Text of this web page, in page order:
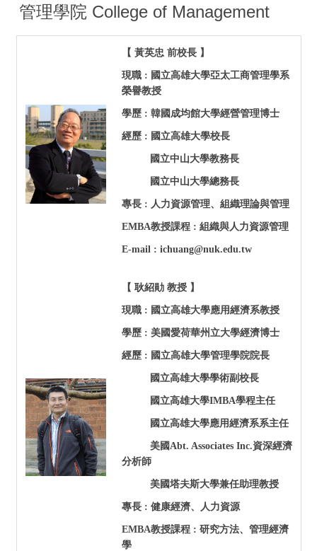
管理學院 College of Management
【 黃英忠 前校長 】
現職 : 國立高雄大學亞太工商管理學系
榮譽教授
學歷 : 韓國成均館大學經營管理博士
經歷 : 國立高雄大學校長
國立中山大學教務長
國立中山大學總務長
專長 : 人力資源管理、組織理論與管理
EMBA教授課程 : 組織與人力資源管理
E-mail : ichuang@nuk.edu.tw
【 耿紹勛 教授 】
現職 : 國立高雄大學應用經濟系教授
學歷 : 美國愛荷華州立大學經濟博士
經歷 : 國立高雄大學管理學院院長
國立高雄大學學術副校長
國立高雄大學IMBA學程主任
國立高雄大學應用經濟系系主任
美國Abt. Associates Inc.資深經濟
分析師
美國塔夫斯大學兼任助理教授
專長 : 健康經濟、人力資源
EMBA教授課程 : 研究方法、管理經濟
學